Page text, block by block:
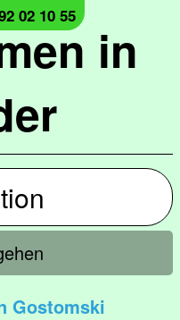
in
02 10 55
Gostomski